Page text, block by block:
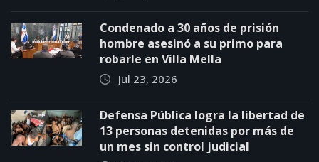
Condenado a 30 años de prisión
hombre asesinó a su primo para
robarle en Villa Mella
Jul 23, 2026
Defensa Pública logra la libertad de
13 personas detenidas por más de
un mes sin control judicial